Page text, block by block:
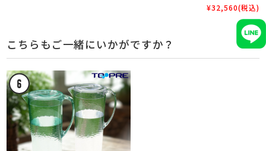
¥32,560(税込)
こちらもご一緒にいかがですか？